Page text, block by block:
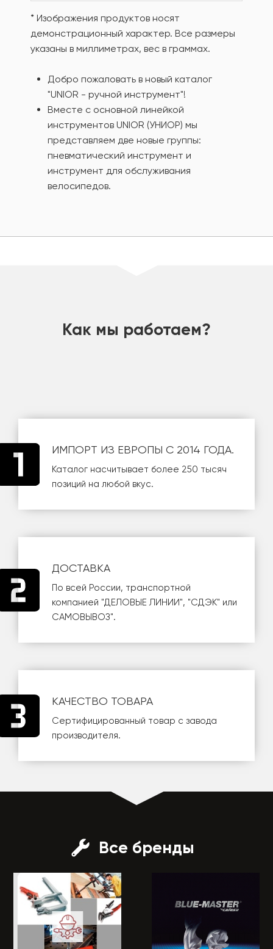
* Изображения продуктов носят
демонстрационный характер. Все размеры
указаны в миллиметрах, вес в граммах.
Добро пожаловать в новый каталог
"UNIOR - ручной инструмент"!
Вместе с основной линейкой
инструментов UNIOR (УНИОР) мы
представляем две новые группы:
пневматический инструмент и
инструмент для обслуживания
велосипедов.
Как мы работаем?
ИМПОРТ ИЗ ЕВРОПЫ С 2014 ГОДА.
Каталог насчитывает более 250 тысяч
позиций на любой вкус.
ДОСТАВКА
По всей России, транспортной
компанией "ДЕЛОВЫЕ ЛИНИИ", "СДЭК" или
САМОВЫВОЗ".
КАЧЕСТВО ТОВАРА
Сертифицированный товар с завода
производителя.
Все бренды